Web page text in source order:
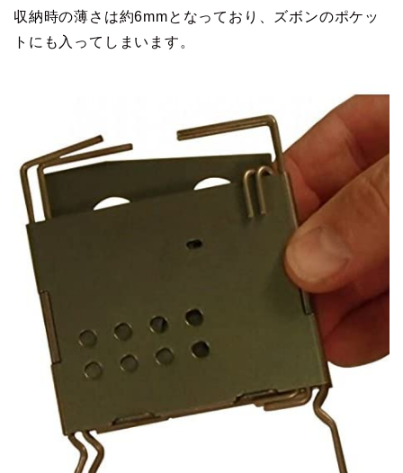
収納時の薄さは約6mmとなっており、ズボンのポケッ
トにも入ってしまいます。